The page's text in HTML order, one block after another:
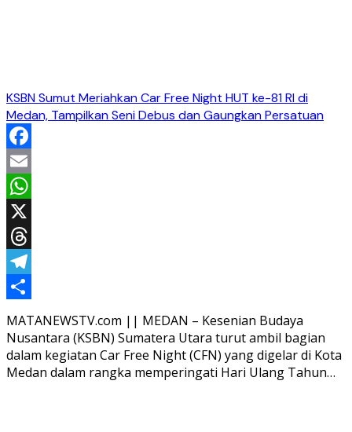
KSBN Sumut Meriahkan Car Free Night HUT ke-81 RI di
Medan, Tampilkan Seni Debus dan Gaungkan Persatuan
Facebook
Email
WhatsApp
X
Threads
Telegram
Share
MATANEWSTV.com || MEDAN – Kesenian Budaya
Nusantara (KSBN) Sumatera Utara turut ambil bagian
dalam kegiatan Car Free Night (CFN) yang digelar di Kota
Medan dalam rangka memperingati Hari Ulang Tahun…